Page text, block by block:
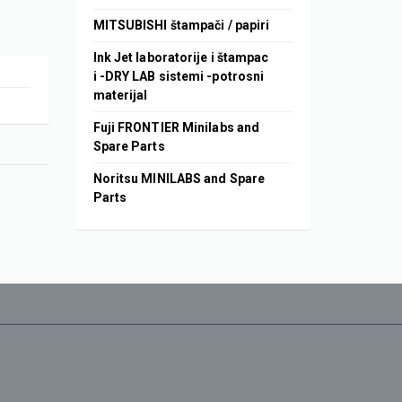
MITSUBISHI štampači / papiri
Ink Jet laboratorije i štampac
i -DRY LAB sistemi -potrosni
materijal
Fuji FRONTIER Minilabs and
Spare Parts
Noritsu MINILABS and Spare
Parts